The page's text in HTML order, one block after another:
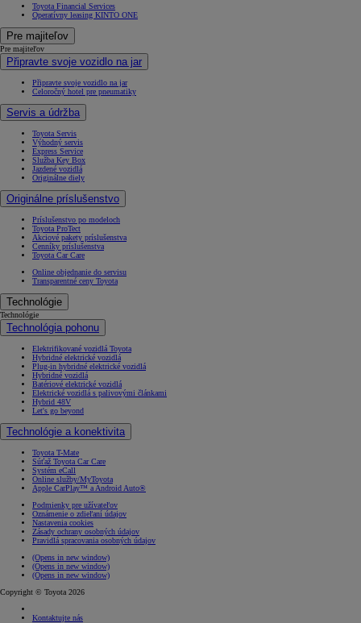
Toyota Financial Services
Operatívny leasing KINTO ONE
Pre majiteľov
Pre majiteľov
Připravte svoje vozidlo na jar
Připravte svoje vozidlo na jar
Celoročný hotel pre pneumatiky
Servis a údržba
Toyota Servis
Výhodný servis
Express Service
Služba Key Box
Jazdené vozidlá
Originálne diely
Originálne príslušenstvo
Príslušenstvo po modeloch
Toyota ProTect
Akciové pakety príslušenstva
Cenníky príslušenstva
Toyota Car Care
Online objednanie do servisu
Transparentné ceny Toyota
Technológie
Technológie
Technológia pohonu
Elektrifikované vozidlá Toyota
Hybridné elektrické vozidlá
Plug-in hybridné elektrické vozidlá
Hybridné vozidlá
Batériové elektrické vozidlá
Elektrické vozidlá s palivovými článkami
Hybrid 48V
Let's go beyond
Technológie a konektivita
Toyota T-Mate
Súťaž Toyota Car Care
Systém eCall
Online služby/MyToyota
Apple CarPlay™ a Android Auto®
Podmienky pre užívateľov
Oznámenie o zdieľaní údajov
Nastavenia cookies
Zásady ochrany osobných údajov
Pravidlá spracovania osobných údajov
(Opens in new window)
(Opens in new window)
(Opens in new window)
Copyright © Toyota 2026
Kontaktujte nás